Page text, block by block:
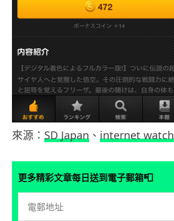
來源： SD Japan 、 internet watch
更多精彩文章每日送到電子郵箱📮